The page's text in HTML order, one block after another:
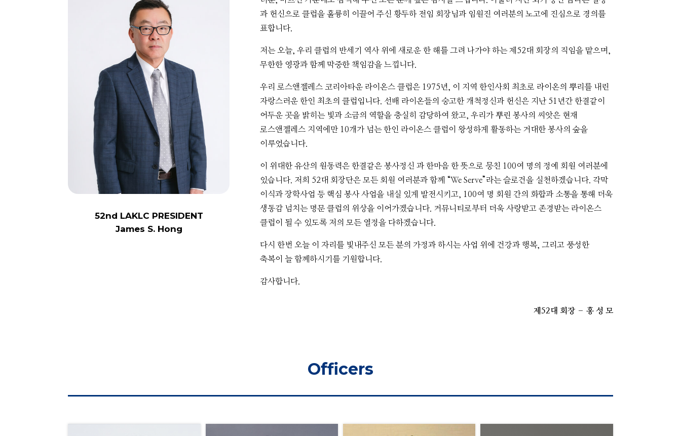
52nd LAKLC PRESIDENT
James S. Hong
과 헌신으로 클럽을 훌륭히 이끌어 주신 황두하 전임 회장님과 임원진 여러분의 노고에 진심으로 경의를
표합니다.
저는 오늘, 우리 클럽의 반세기 역사 위에 새로운 한 해를 그려 나가야 하는 제52대 회장의 직임을 맡으며,
무한한 영광과 함께 막중한 책임감을 느낍니다.
우리 로스앤젤레스 코리아타운 라이온스 클럽은 1975년, 이 지역 한인사회 최초로 라이온의 뿌리를 내린
자랑스러운 한인 최초의 클럽입니다. 선배 라이온들의 숭고한 개척정신과 헌신은 지난 51년간 한결같이
어두운 곳을 밝히는 빛과 소금의 역할을 충실히 감당하여 왔고, 우리가 뿌린 봉사의 씨앗은 현재
로스앤젤레스 지역에만 10개가 넘는 한인 라이온스 클럽이 왕성하게 활동하는 거대한 봉사의 숲을
이루었습니다.
이 위대한 유산의 원동력은 한결같은 봉사정신 과 한마음 한 뜻으로 뭉친 100여 명의 정예 회원 여러분에
있습니다. 저희 52대 회장단은 모든 회원 여러분과 함께 “We Serve”라는 슬로건을 실천하겠습니다. 각막
이식과 장학사업 등 핵심 봉사 사업을 내실 있게 발전시키고, 100여 명 회원 간의 화합과 소통을 통해 더욱
생동감 넘치는 명문 클럽의 위상을 이어가겠습니다. 커뮤니티로부터 더욱 사랑받고 존경받는 라이온스
클럽이 될 수 있도록 저의 모든 열정을 다하겠습니다.
다시 한번 오늘 이 자리를 빛내주신 모든 분의 가정과 하시는 사업 위에 건강과 행복, 그리고 풍성한
축복이 늘 함께하시기를 기원합니다.
감사합니다.
제52대 회장 – 홍 성 모
Officers